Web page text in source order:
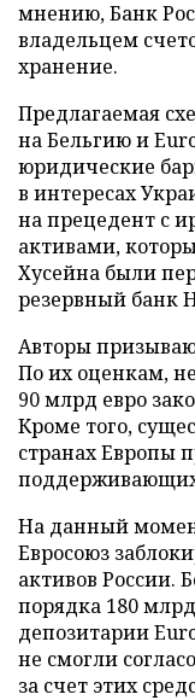
мнению, Банк
владельцем
хранение.
Предлагаемая
на Бельгию и
юридические
в интересах
на прецедент с
активами,
Хусейна были
резервный банк
Авторы
По их оценкам,
90 млрд евро
Кроме того,
странах Европы
На данный
Евросоюз
активов России.
порядка 180
депозитарии
не смогли
за счет этих